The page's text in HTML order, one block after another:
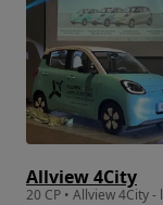
Allview 4City
20 CP • Allview 4City